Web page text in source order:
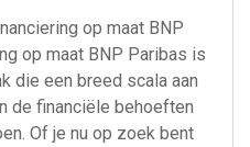
op maat BNP
op maat BNP Paribas is
die een breed scala aan
de financiële behoeften
Of je nu op zoek bent